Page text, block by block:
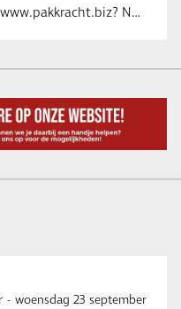
Uw vacature voor 4 weken op www.pakkracht.biz? Neem dan contact op met Yannick van …
- woensdag 23 september